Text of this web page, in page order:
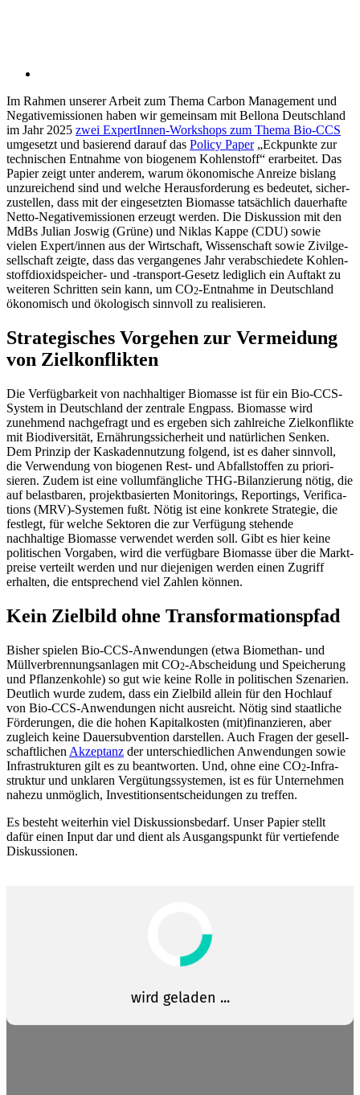
Im Rahmen unserer Arbeit zum Thema Carbon Management und
Negative­mis­sionen haben wir gemeinsam mit Bellona Deutschland
im Jahr 2025 zwei Exper­tInnen-Workshops zum Thema Bio-CCS
umgesetzt und basierend darauf das Policy Paper„Eckpunkte zur
techni­schen Entnahme von biogenem Kohlen­stoff“ erarbeitet. Das
Papier zeigt unter anderem, warum ökono­mische Anreize bislang
unzurei­chend sind und welche Heraus­for­derung es bedeutet, sicher­
zu­stellen, dass mit der einge­setzten Biomasse tatsächlich dauer­hafte
Netto-Negative­mis­sionen erzeugt werden. Die Diskussion mit den
MdBs Julian Joswig (Grüne) und Niklas Kappe (CDU) sowie
vielen Expert/​innen aus der Wirtschaft, Wissen­schaft sowie Zivil­ge­
sell­schaft zeigte, dass das vergan­genes Jahr verab­schiedete Kohlen­
stoff­di­oxid­speicher- und ‑transport-Gesetz lediglich ein Auftakt zu
weiteren Schritten sein kann, um CO2-Entnahme in Deutschland
ökono­misch und ökolo­gisch sinnvoll zu realisieren.
Strate­gi­sches Vorgehen zur Vermeidung
von Zielkonflikten
Die Verfüg­barkeit von nachhal­tiger Biomasse ist für ein Bio-CCS-
System in Deutschland der zentrale Engpass. Biomasse wird
zunehmend nachge­fragt und es ergeben sich zahlreiche Zielkon­flikte
mit Biodi­ver­sität, Ernäh­rungs­si­cherheit und natür­lichen Senken.
Dem Prinzip der Kaska­den­nutzung folgend, ist es daher sinnvoll,
die Verwendung von biogenen Rest- und Abfall­stoffen zu priori­
sieren. Zudem ist eine vollum­fäng­liche THG-Bilan­zierung nötig, die
auf belast­baren, projekt­ba­sierten Monito­rings, Reportings, Verifi­ca­
tions (MRV)-Systemen fußt. Nötig ist eine konkrete Strategie, die
festlegt, für welche Sektoren die zur Verfügung stehende
nachhaltige Biomasse verwendet werden soll. Gibt es hier keine
politi­schen Vorgaben, wird die verfügbare Biomasse über die Markt­
preise verteilt werden und nur dieje­nigen werden einen Zugriff
erhalten, die entspre­chend viel Zahlen können.
Kein Zielbild ohne Transformationspfad
Bisher spielen Bio-CCS-Anwen­dungen (etwa Biomethan- und
Müllver­bren­nungs­an­lagen mit CO2-Abscheidung und Speicherung
und Pflan­zen­kohle) so gut wie keine Rolle in politi­schen Szenarien.
Deutlich wurde zudem, dass ein Zielbild allein für den Hochlauf
von Bio-CCS-Anwen­dungen nicht ausreicht. Nötig sind staat­liche
Förde­rungen, die die hohen Kapital­kosten (mit)finanzieren, aber
zugleich keine Dauer­sub­vention darstellen. Auch Fragen der gesell­
schaft­lichen Akzeptanz der unter­schied­lichen Anwen­dungen sowie
Infra­struk­turen gilt es zu beant­worten. Und, ohne eine CO2-Infra­
struktur und unklaren Vergü­tungs­sys­temen, ist es für Unter­nehmen
nahezu unmöglich, Inves­ti­ti­ons­ent­schei­dungen zu treffen.
Es besteht weiterhin viel Diskus­si­ons­bedarf. Unser Papier stellt
dafür einen Input dar und dient als Ausgangs­punkt für vertie­fende
Diskussionen.